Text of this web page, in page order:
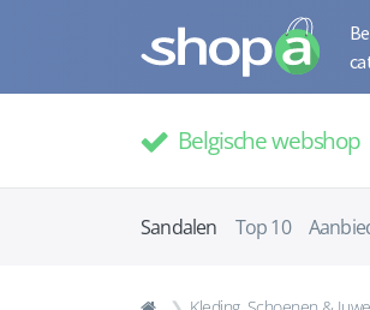
Belgische webshop
Sandalen Top 10